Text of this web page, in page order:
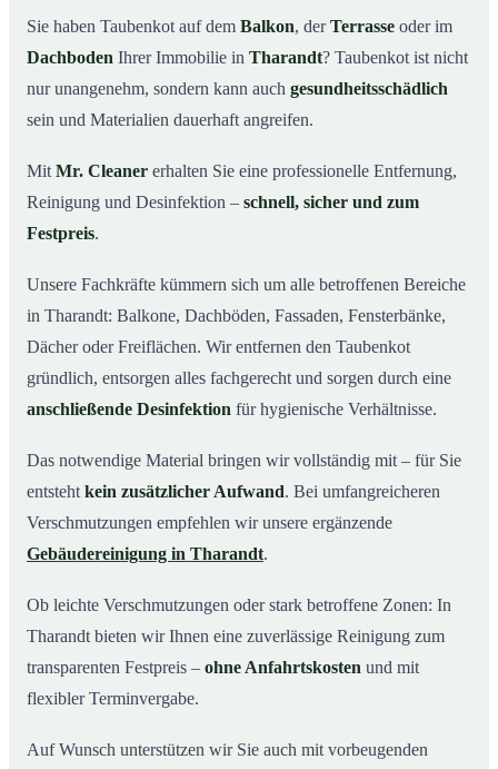
Taubenkot entfernen in Tharandt & Umgebung
05Jetzt Angebot für die Taubenkot-Entfernung in
06So wird Taubenkot in Tharandt professionell entfernt
Sie haben Taubenkot auf dem Balkon, derTerrasse oder im
Dachboden Ihrer Immobilie in Tharandt? Taubenkot ist nicht
nur unangenehm, sondern kann auch gesundheitsschädlich
sein und Materialien dauerhaft angreifen.
Mit Mr. Cleaner erhalten Sie eine professionelle Entfernung,
Reinigung und Desinfektion – schnell, sicher und zum
Festpreis.
Unsere Fachkräfte kümmern sich um alle betroffenen Bereiche
in Tharandt: Balkone, Dachböden, Fassaden, Fensterbänke,
Dächer oder Freiflächen. Wir entfernen den Taubenkot
gründlich, entsorgen alles fachgerecht und sorgen durch eine
anschließende Desinfektion für hygienische Verhältnisse.
Das notwendige Material bringen wir vollständig mit – für Sie
entsteht kein zusätzlicher Aufwand. Bei umfangreicheren
Verschmutzungen empfehlen wir unsere ergänzende
Gebäudereinigung in Tharandt.
Ob leichte Verschmutzungen oder stark betroffene Zonen: In
Tharandt bieten wir Ihnen eine zuverlässige Reinigung zum
transparenten Festpreis – ohne Anfahrtskosten und mit
flexibler Terminvergabe.
Auf Wunsch unterstützen wir Sie auch mit vorbeugenden